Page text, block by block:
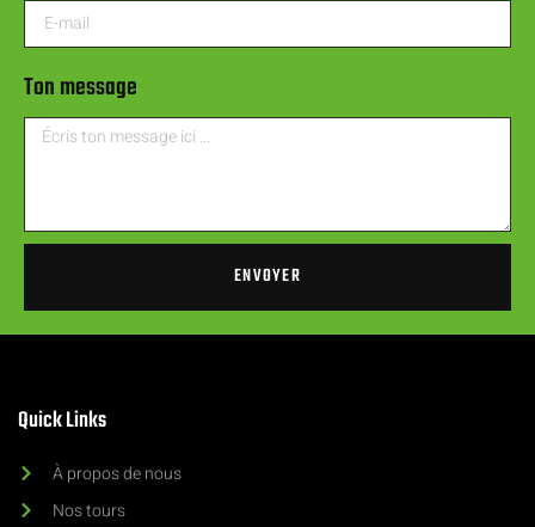
Ton message
ENVOYER
Quick Links
À propos de nous
Nos tours